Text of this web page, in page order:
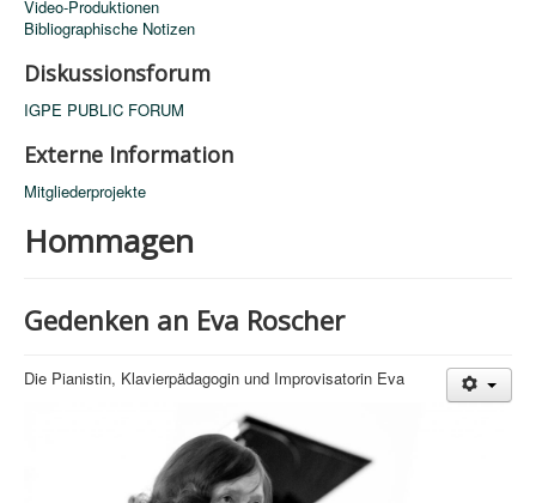
Video-Produktionen
Bibliographische Notizen
Diskussionsforum
IGPE PUBLIC FORUM
Externe Information
Mitgliederprojekte
Hommagen
Gedenken an Eva Roscher
Die Pianistin, Klavierpädagogin und Improvisatorin Eva